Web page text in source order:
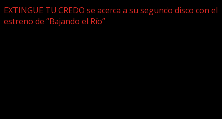
EXTINGUE TU CREDO se acerca a su segundo disco con el
estreno de “Bajando el Río”